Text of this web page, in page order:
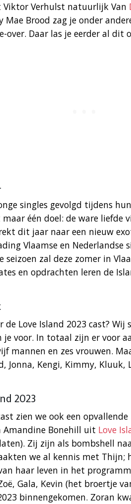
Viktor Verhulst natuurlijk Van
Mae Brood zag je onder
over. Daar las je eerder al dit
singles gevolgd tijdens
één doel: de ware liefde
dit jaar naar een nieuw
Vlaamse en Nederlandse
seizoen zal deze zomer in
en opdrachten leren de
de Love Island 2023 cast? Wij
je voor. In totaal zijn er voor
mannen en zes vrouwen.
Jonna, Kengi, Kimmy, Kluuk,
2023
zien we ook een
Amandine Bonehill uit Love
Zij zijn als bombshell
we al kennis met Thijn;
haar leven in het
Gala, Kevin (het broertje
binnengekomen. Zoran